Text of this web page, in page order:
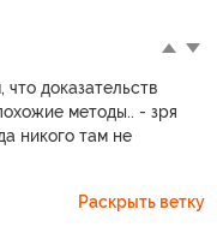
доказательств
методы.. - зря
никого там не
Раскрыть ветку